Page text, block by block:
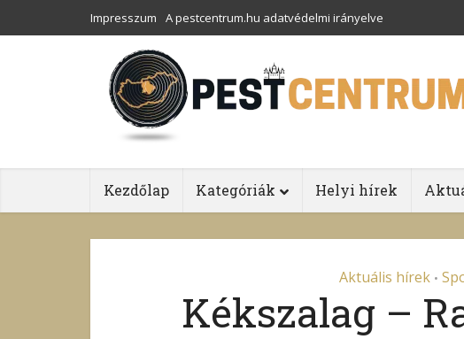
Impresszum A pestcentrum.hu adatvédelmi irányelve
Kezdőlap Kategóriák Helyi hírek
Aktuális hírek •
Kékszalag –